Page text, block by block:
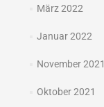
März 2022
Januar 2022
November 2021
Oktober 2021